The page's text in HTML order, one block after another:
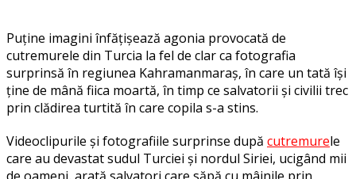
Puține imagini înfățișează agonia provocată de
cutremurele din Turcia la fel de clar ca fotografia
surprinsă în regiunea Kahramanmaraș, în care un tată își
ține de mână fiica moartă, în timp ce salvatorii și civilii trec
prin clădirea turtită în care copila s-a stins.
Videoclipurile și fotografiile surprinse după cutremurele
care au devastat sudul Turciei și nordul Siriei, ucigând mii